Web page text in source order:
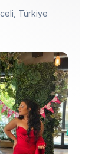
Türkiye